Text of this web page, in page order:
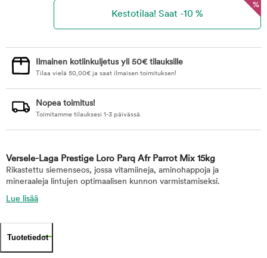
%
Ilmainen kotiinkuljetus yli 50€ tilauksille
Tilaa vielä 50,00€ ja saat ilmaisen toimituksen!
Nopea toimitus!
Toimitamme tilauksesi 1-3 päivässä.
Versele-Laga Prestige Loro Parq Afr Parrot Mix 15kg
Rikastettu siemenseos, jossa vitamiineja, aminohappoja ja
mineraaleja lintujen optimaalisen kunnon varmistamiseksi.
Lue lisää
Tuotetiedot